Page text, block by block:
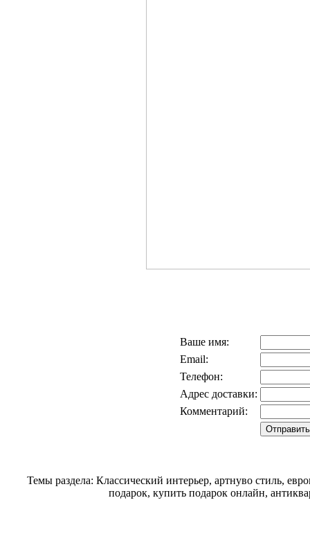
Ваше имя:
Email:
Телефон:
Адрес доставки:
Комментарий:
Темы раздела: Классический интерьер, артнуво стиль,
подарок, купить подарок онлайн,